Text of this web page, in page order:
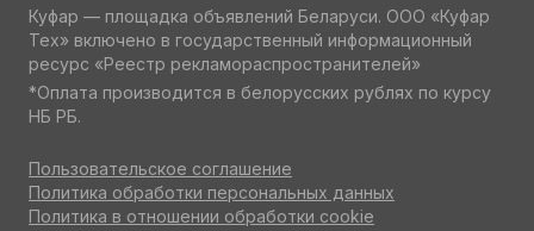
Куфар — площадка объявлений Беларуси. ООО «Куфар
Тех» включено в государственный информационный
ресурс «Реестр рекламораспространителей»
*Оплата производится в белорусских рублях по курсу
НБ РБ.
Пользовательское соглашение
Политика обработки персональных данных
Политика в отношении обработки cookie